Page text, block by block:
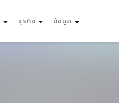
ธุรกิจ ข้อมูล